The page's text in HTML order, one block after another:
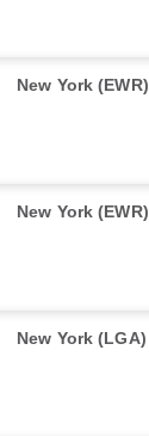
New York (EWR)
New York (EWR)
New York (LGA)